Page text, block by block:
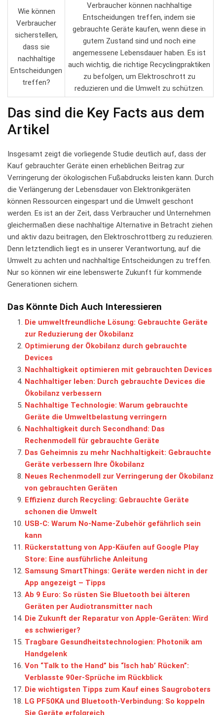
Wie können
Verbraucher
sicherstellen,‌
dass sie
nachhaltige
Entscheidungen⁣
treffen?
Verbraucher können nachhaltige
Entscheidungen ⁤treffen, indem sie
gebrauchte Geräte kaufen, wenn diese‍ in
⁤gutem ‍Zustand ‍sind‍ und‍ noch eine
angemessene ⁤Lebensdauer ‍haben. Es ist
⁣auch wichtig, die richtige Recyclingpraktiken
⁤zu ‍befolgen,‍ um Elektroschrott ‍zu
reduzieren⁤ und die Umwelt zu schützen.
Das​ sind die Key ⁣Facts aus dem⁣
Artikel
Insgesamt zeigt⁢ die‍ vorliegende Studie deutlich auf, ⁣dass der
Kauf gebrauchter​ Geräte ‍einen ⁤erheblichen Beitrag zur
Verringerung der ökologischen Fußabdrucks ​leisten kann. Durch⁢
die Verlängerung​ der Lebensdauer von⁤ Elektronikgeräten⁣
können Ressourcen eingespart ⁢und die Umwelt​ geschont
werden. Es ist an der Zeit, dass Verbraucher und⁢ Unternehmen
gleichermaßen diese​ nachhaltige Alternative in ‌Betracht⁣ ziehen​
und ⁢aktiv dazu beitragen, den Elektroschrottberg ​zu reduzieren.
Denn letztendlich⁢ liegt es in unserer Verantwortung, auf die
Umwelt zu achten und nachhaltige Entscheidungen zu treffen.
Nur so können ⁢wir eine lebenswerte ‌Zukunft für kommende
⁣Generationen ​sichern.
Das Könnte Dich Auch Interessieren
Die umweltfreundliche Lösung: Gebrauchte Geräte
zur Reduzierung der Ökobilanz
Optimierung der Ökobilanz durch gebrauchte
Devices
Nachhaltigkeit optimieren mit gebrauchten Devices
Nachhaltiger leben: Durch gebrauchte Devices die
Ökobilanz verbessern
Nachhaltige Technologie: Warum gebrauchte
Geräte die Umweltbelastung verringern
Nachhaltigkeit durch Secondhand: Das
Rechenmodell für gebrauchte Geräte
Das Geheimnis zu mehr Nachhaltigkeit: Gebrauchte
Geräte verbessern Ihre Ökobilanz
Neues Rechenmodell zur Verringerung der Ökobilanz
von gebrauchten Geräten
Effizienz durch Recycling: Gebrauchte Geräte
schonen die Umwelt
USB-C: Warum No-Name-Zubehör gefährlich sein
kann
Rückerstattung von App-Käufen auf Google Play
Store: Eine ausführliche Anleitung
Samsung SmartThings: Geräte werden nicht in der
App angezeigt – Tipps
Ab 9 Euro: So rüsten Sie Bluetooth bei älteren
Geräten per Audiotransmitter nach
Die Zukunft der Reparatur von Apple-Geräten: Wird
es schwieriger?
Tragbare Gesundheitstechnologien: Photonik am
Handgelenk
Von “Talk to the Hand” bis “Isch hab’ Rücken”:
Verblasste 90er-Sprüche im Rückblick
Die wichtigsten Tipps zum Kauf eines Saugroboters
LG PF50KA und Bluetooth-Verbindung: So koppeln
Sie Geräte erfolgreich